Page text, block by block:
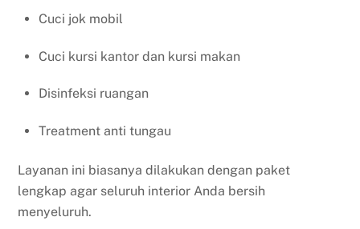
Cuci jok mobil
Cuci kursi kantor dan kursi makan
Disinfeksi ruangan
Treatment anti tungau
Layanan ini biasanya dilakukan dengan paket
lengkap agar seluruh interior Anda bersih
menyeluruh.